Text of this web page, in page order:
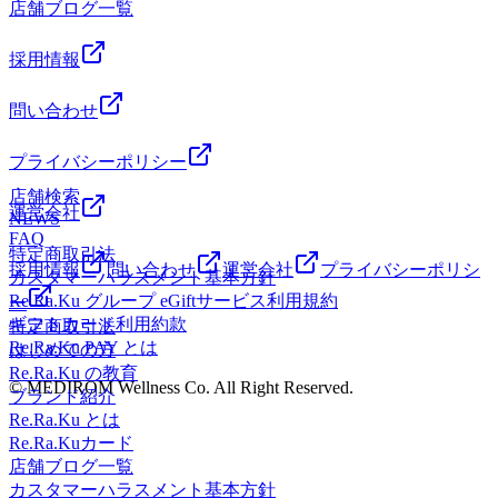
≪営業時間≫10:00～21:00 (最終受付20:20)≪住所≫埼玉県熊
にお問い合せください。
―――――――――――――――Re.Ra.Ku熊谷ティアラ21店
≪営業時間≫10:00～21:00 (最終受付20:20)≪住所≫埼玉県熊
谷市筑波3-202 熊谷ティアラ21 2階
能です)・14:00～18:0012月3日(水)・10:10～13:00 (オープン
時からご案内可能です)・11:00～18:00・12:00～14:30 12月4
日(木)・11:20～15:00 (ペアご予約もご相談ください)・15:20
ださい) ・12:00～21:0012月6日(土)・11:00～21:00 (ペアご予
時からご案内可能です)・17:20～19:30・18:10～
WEB・アプリ・店頭にて承っております。※空き状況は11
月30日時点の情報です リアルタイムのご予約状況はお気軽
にお問い合せください。
―――――――――――――――Re.Ra.Ku熊谷ティアラ21店
≪営業時間≫10:00～21:00 (最終受付20:20)≪住所≫埼玉県熊
谷市筑波3-202 熊谷ティアラ21 2階
さをしっかりケアします
──────────※11月22日更新※──────────下記の日時
に空きがございます(※随時変動しますのでご予約はお早め
に！)11月24日(月)・11:20～12:10 (夕方からご案内可能で
す)・14:20～17:30・16:30～21:0011月25日(火)・10:10～
17:40 (オープン時からご案内可能です)・12:00～21:0011月
26日(水)・11:40～12:50 (ペアご予約もご相談ください)・
12:40～18:50・19:20～20:00 11月27日(木)・11:00～20:00
(ペアご予約もご相談ください)・17:20～21:0011月28日(金)・
11:40～12:30 (ペアご予約もご相談ください) ・12:00～
15:00・14:20～18:30・19:00～21:0011月29日(土)・12:30～
18:20 (ペアご予約もご相談ください)・17:30～20:0011月30日
(日)・10:30～16:00 (ペアご予約もご相談ください)・12:00～
21:00―――――――――――――――ご予約はお電話・
WEB・アプリ・店頭にて承っております。※空き状況は11
月22日時点の情報です リアルタイムのご予約状況はお気軽
にお問い合せください。
―――――――――――――――Re.Ra.Ku熊谷ティアラ21店
≪営業時間≫10:00～21:00 (最終受付20:20)≪住所≫埼玉県熊
谷市筑波3-202 熊谷ティアラ21 2階
ース】 ボディケア40分+グレードアップ30分＋ホットピロ
ー×１ ・70分 ￥11,330 ➡ ￥10,780 ボディケア60分+グレ
ードアップ30分＋ホットピロー×2 ・90分 ￥13,640 ➡
￥12,960 ボディケア90分+グレードアップ30分＋ホットピ
ロー×3 ・120分 ￥17,270 ➡ ￥16,460～グレードアップは
わばりに・骨盤ケア:冷え・むくみ・下半身のバランス乱れ
に・ドライヘッドスパ:目・頭のだるさ、集中力低下に冷え
やコリを感じやすい方はもちろん、身体のメンテナンスとし
てもおすすめです冬本番を迎える前に、ぜひお試しください
☆" ―――――――――――――――【今週の予約空き状
況】──────────※11月18日更新※──────────下記の
日時に空きがございます(※随時変動しますのでご予約はお
早めに！)11月17日(月)・11:20～14:30 (ペアご予約もご相談
ください)・15:50～18:0011月18日(火)・11:40～15:30 (ペア
ご予約もご相談ください)・12:00～14:30・17:00～19:4011月
19日(水)・12:10～15:00・15:40～17:00・16:40～18:30 11月
20日(木)・10:10～13:10 (オープン時からご案内可能です)・
14:10～21:0011月21日(金)・10:10～18:30 (ペアご予約もご相
談ください) ・15:10～21:0011月22日(土)・10:10～13:00 (ペア
ご予約もご相談ください)・11:00～16:00・16:10～21:0011月
セットコース】 オイルフットケア30分＋ボディケア40分＋
￥11,880 オイルフットケア30分＋ボディケア60分＋ドライ
￥15,180【GU温活コース】 ボディケア40分+グレードアッ
ボディケア60分+グレードアップ30分＋ホットピロー×2 ・
90分 ￥13,640 ➡ ￥12,960 ボディケア90分+グレードアッ
プ30分＋ホットピロー×3 ・120分 ￥17,270 ➡ ￥16,460～
グレードアップは選べる3つのケア～・肩甲骨ケア:姿勢の崩
れ・肩まわりのこわばりに・骨盤ケア:冷え・むくみ・下半
身のバランス乱れに・ドライヘッドスパ:目・頭のだるさ、
集中力低下に温かさに包まれながら、心身ともにリラックス
☆"寒さを感じる前に、早めのケアで冬を快適に過ごしまし
ょう ―――――――――――――――【今週の予約空き状
況】──────────※11月7日更新※──────────下記の
日時に空きがございます(※随時変動しますのでご予約はお
早めに！)11月10日(月)・10:10～17:30 (オープン時からご案
内可能です)・16:00～18:30・18:50～21:0011月11日(火)・
10:10～11:00 (オープン時からご案内可能です)・11:30～
15:00・15:00～17:20・18:50～21:0011月12日(水)・11:00～
店舗ブログ一覧
採用情報
問い合わせ
プライバシーポリシー
運営会社
特定商取引法
カスタマーハラスメント基本方針
Re.Ra.Ku グループ eGiftサービス利用規約
ギフトカード利用約款
Re.Ra.Ku PAY とは
© MEDIROM Wellness Co. All Right Reserved.
店舗検索
NEWS
FAQ
採用情報
問い合わせ 運営会社
プライバシーポリシ
ー
特定商取引法
はじめての方
Re.Ra.Ku の教育
ブランド紹介
Re.Ra.Ku とは
Re.Ra.Kuカード
店舗ブログ一覧
カスタマーハラスメント基本方針